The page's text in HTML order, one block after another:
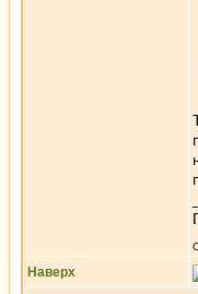
Наверх